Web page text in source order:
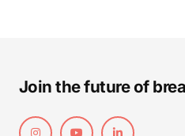
Join the future of